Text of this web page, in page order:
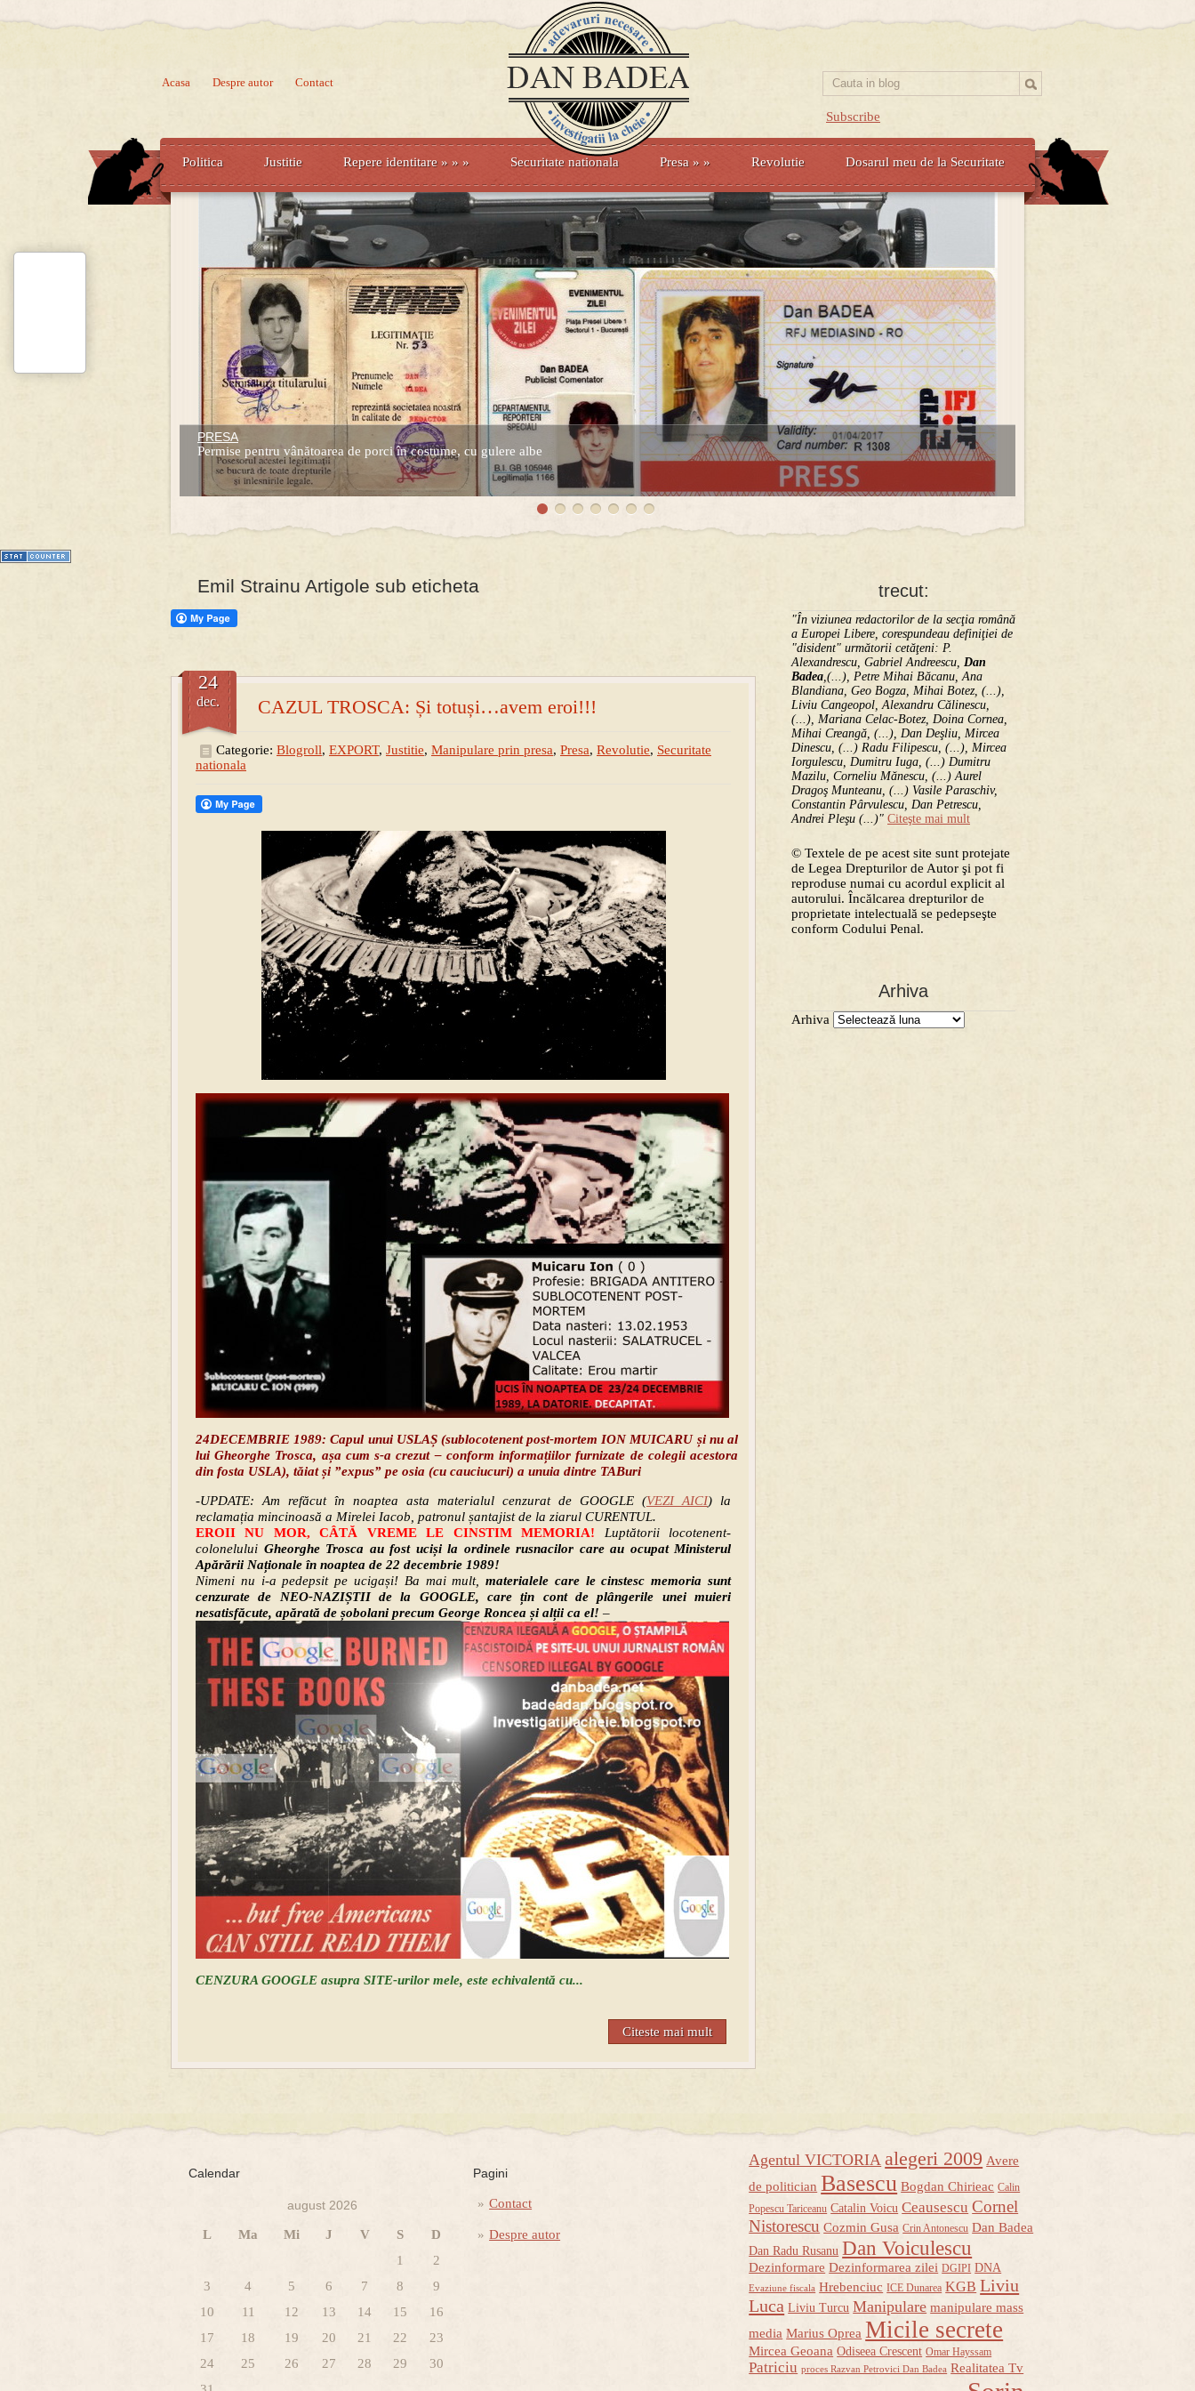
Subscribe
Acasa Despre autor Contact
Politica Justitie Repere identitare » » » Securitate nationala Presa » » Revolutie Dosarul meu de la Securitate
PRESA
Permise pentru vânătoarea de porci în costume, cu gulere albe
Prima mea carte publicata (Nemira)
Averea Presedintelui: prima lucrare despre controversatele conturi secrete ale Securitatii.
trecut:
"În viziunea redactorilor de la secţia română
a Europei Libere, corespundeau definiţiei de
"disident" următorii ce­tă­ţeni: P.
Alexandrescu, Gabriel Andreescu, Dan
Badea,(...), Petre Mihai Băcanu, Ana
Blandiana, Geo Bogza, Mihai Botez, (...),
Liviu Cangeopol, Alexandru Călinescu,
(...), Mariana Celac-Botez, Doina Cornea,
Mihai Creangă, (...), Dan Deşliu, Mircea
Dinescu, (...) Radu Filipescu, (...), Mircea
Iorgulescu, Dumitru Iuga, (...) Dumitru
Mazilu, Corneliu Mănescu, (...) Aurel
Dragoş Munteanu, (...) Vasile Paraschiv,
Constantin Pârvulescu, Dan Petrescu,
Andrei Pleşu (...)" Citeşte mai mult
© Textele de pe acest site sunt protejate
de Legea Drepturilor de Autor şi pot fi
reproduse numai cu acordul explicit al
autorului. Încălcarea drepturilor de
proprietate intelectuală se pedepseşte
conform Codului Penal.
Arhiva
Arhiva
Emil Strainu Artigole sub eticheta
CAZUL TROSCA: Și totuși…avem eroi!!!
24
dec.
Categorie: Blogroll, EXPORT, Justitie, Manipulare prin presa, Presa, Revolutie, Securitate
nationala
24DECEMBRIE 1989: Capul unui USLAȘ (sublocotenent post-mortem ION MUICARU și nu al
lui Gheorghe Trosca, așa cum s-a crezut – conform informațiilor furnizate de colegii acestora
din fosta USLA), tăiat și ”expus” pe osia (cu cauciucuri) a unuia dintre TABuri
-UPDATE: Am refăcut în noaptea asta materialul cenzurat de GOOGLE (VEZI AICI) la
reclamația mincinoasă a Mirelei Iacob, patronul șantajist de la ziarul CURENTUL.
EROII NU MOR, CÂTĂ VREME LE CINSTIM MEMORIA! Luptătorii locotenent-
colonelului Gheorghe Trosca au fost uciși la ordinele rusnacilor care au ocupat Ministerul
Apărării Naționale în noaptea de 22 decembrie 1989!
Nimeni nu i-a pedepsit pe ucigași! Ba mai mult,materialele care le cinstesc memoria sunt
cenzurate de NEO-NAZIȘTII de la GOOGLE, care țin cont de plângerile unei muieri
nesatisfăcute, apărată de șobolani precum George Roncea și alții ca el! –
CENZURA GOOGLE asupra SITE-urilor mele, este echivalentă cu...
Citeste mai mult
Calendar
august 2026
L Ma Mi J V S
D
1
2
3
4 5 6 7 8
9
10
11 12 13 14 15
16
17
18 19 20 21 22
23
24
25 26 27 28 29
30
Pagini
Contact
Despre autor
Agentul VICTORIA alegeri 2009 Avere
de politician Basescu Bogdan Chirieac Calin
Popescu Tariceanu Catalin Voicu Ceausescu Cornel
Nistorescu Cozmin Gusa Crin Antonescu Dan Badea
Dan Radu Rusanu Dan Voiculescu
Dezinformare Dezinformarea zilei DGIPI DNA
Evaziune fiscala Hrebenciuc ICE Dunarea KGB Liviu
Luca Liviu Turcu Manipulare manipulare mass
media Marius Oprea Micile secrete
Mircea Geoana Odiseea Crescent Omar Hayssam
Patriciu proces Razvan Petrovici Dan Badea Realitatea Tv